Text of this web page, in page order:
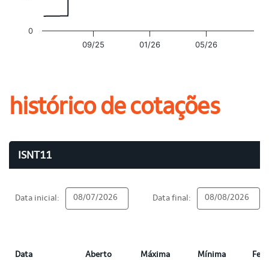
09/25 01/26 05/26
0
histórico de cotações
ISNT11
Data inicial: Data final:
Data Aberto Máxima Mínima